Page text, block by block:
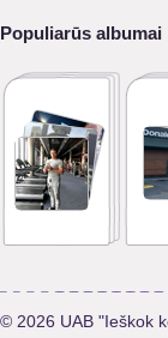
Populiarūs albumai
© 2026 UAB "Ieškok